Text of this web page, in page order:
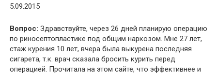
5.09.2015
Вопрос: Здравствуйте, через 26 дней планирую операцию
по риносептопластике под общим наркозом. Мне 27 лет,
стаж курения 10 лет, вчера была выкурена последняя
сигарета, т.к. врач сказала бросить курить перед
операцией. Прочитала на этом сайте, что эффективнее и